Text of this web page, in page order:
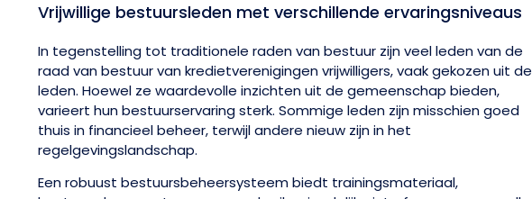
Vrijwillige bestuursleden met verschillende ervaringsniveaus
In tegenstelling tot traditionele raden van bestuur zijn veel leden van de
raad van bestuur van kredietverenigingen vrijwilligers, vaak gekozen uit de
leden. Hoewel ze waardevolle inzichten uit de gemeenschap bieden,
varieert hun bestuurservaring sterk. Sommige leden zijn misschien goed
thuis in financieel beheer, terwijl andere nieuw zijn in het
regelgevingslandschap.
Een robuust bestuursbeheersysteem biedt trainingsmateriaal,